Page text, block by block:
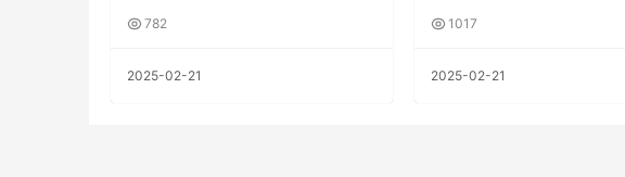
782
2025-02-21
1017
2025-02-21